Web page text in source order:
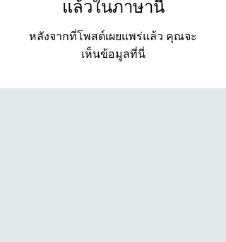
แล้วในภาษานี้
หลังจากที่โพสต์เผยแพร่แล้ว คุณจะ
เห็นข้อมูลที่นี่